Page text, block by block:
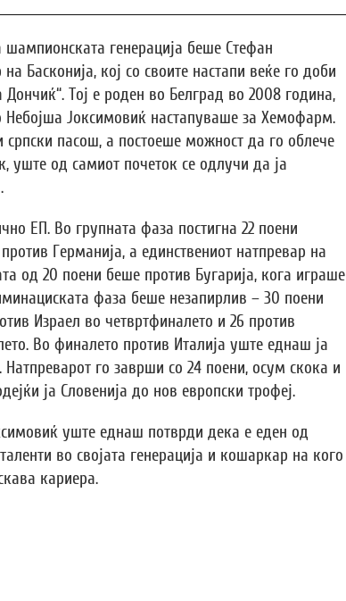
шампионската генерација беше Стефан
Басконија, кој со своите настапи веќе го доби
Дончиќ“. Тој е роден во Белград во 2008 година,
Небојша Јоксимовиќ настапуваше за Хемофарм.
српски пасош, а постоеше можност да го облече
уште од самиот почеток се одлучи да ја
ЕП. Во групната фаза постигна 22 поени
Германија, а единствениот натпревар на
од 20 поени беше против Бугарија, кога играше
фаза беше незапирлив – 30 поени
Израел во четвртфиналето и 26 против
Во финалето против Италија уште еднаш ја
Натпреварот го заврши со 24 поени, осум скока и
ја Словенија до нов европски трофеј.
уште еднаш потврди дека е еден од
во својата генерација и кошаркар на кого
кариера.